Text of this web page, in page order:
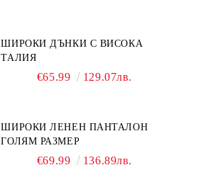
ШИРОКИ ДЪНКИ С ВИСОКА
ТАЛИЯ
€65.99 129.07лв.
ШИРОКИ ЛЕНЕН ПАНТАЛОН
ГОЛЯМ РАЗМЕР
€69.99 136.89лв.